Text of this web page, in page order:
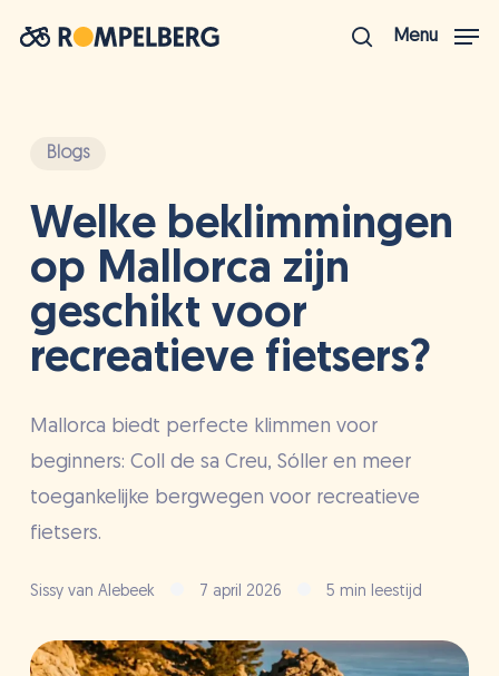
naar
Menu
Blogs
Welke beklimmingen
op Mallorca zijn
geschikt voor
recreatieve fietsers?
Mallorca biedt perfecte klimmen voor
beginners: Coll de sa Creu, Sóller en meer
toegankelijke bergwegen voor recreatieve
fietsers.
Sissy van Alebeek 7 april 2026 5 min leestijd